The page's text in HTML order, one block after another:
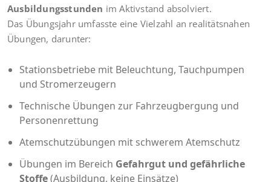
Ausbildungsstunden im Aktivstand absolviert.
Das Übungsjahr umfasste eine Vielzahl an realitätsnahen
Übungen, darunter:
Stationsbetriebe mit Beleuchtung, Tauchpumpen
und Stromerzeugern
Technische Übungen zur Fahrzeugbergung und
Personenrettung
Atemschutzübungen mit schwerem Atemschutz
Übungen im Bereich Gefahrgut und gefährliche
Stoffe(Ausbildung, keine Einsätze)